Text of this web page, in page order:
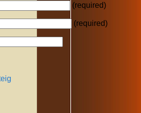
(required)
(required)